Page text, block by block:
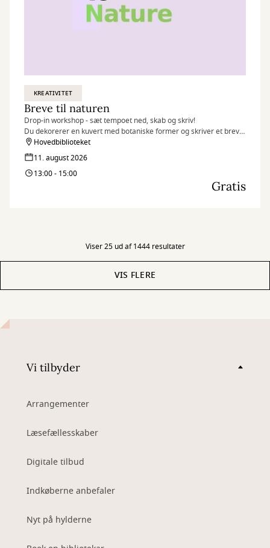
KREATIVITET
Breve til naturen
Drop-in workshop - sæt tempoet ned, skab og skriv!
Du dekorerer en kuvert med botaniske former og skriver et brev
inspireret af naturen 🌱
Hovedbiblioteket
11. august 2026
13:00 - 15:00
Gratis
Viser 25 ud af 1444 resultater
VIS FLERE
Vi tilbyder
Arrangementer
Læsefællesskaber
Digitale tilbud
Indkøberne anbefaler
Nyt på hylderne